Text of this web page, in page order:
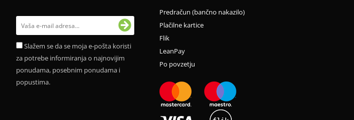
Slažem se da se moja e-pošta koristi
za potrebe informiranja o najnovijim
ponudama, posebnim ponudama i
popustima.
Predračun (bančno nakazilo)
Plačilne kartice
Flik
LeanPay
Po povzetju